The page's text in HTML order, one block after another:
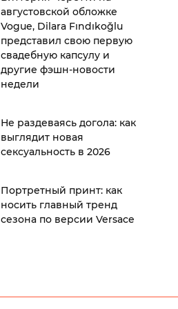
августовской обложке
Vogue, Dilara Fındıkoğlu
представил свою первую
свадебную капсулу и
другие фэшн-новости
недели
Не раздеваясь догола: как
выглядит новая
сексуальность в 2026
Портретный принт: как
носить главный тренд
сезона по версии Versace